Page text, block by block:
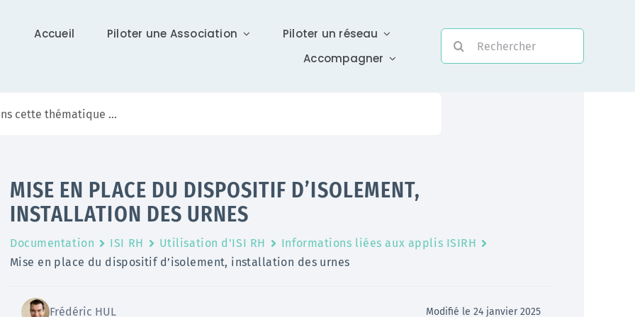
Accueil Piloter une Association
Piloter un réseau
Accompagner
Différents supports vous tiennent à jour sur Isidoor :
actualités, newsletter (ISI News), …
En savoir +
Une assistance électronique réactive a été mise en
En savoir +
MISE EN PLACE DU DISPOSITIF D’ISOLEMENT,
INSTALLATION DES URNES
Documentation ISI RH Utilisation d'ISI RH
Informations liées aux applis ISIRH
Mise en place du dispositif d’isolement, installation des urnes
Frédéric HUL Modifié le 24 janvier 2025